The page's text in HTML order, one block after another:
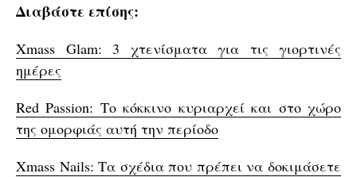
Διαβάστε επίσης:
Xmass Glam: 3 χτενίσματα για τις γιορτινές
ημέρες
Red Passion: Το κόκκινο κυριαρχεί και στο χώρο
της ομορφιάς αυτή την περίοδο
Xmass Nails: Τα σχέδια που πρέπει να δοκιμάσετε